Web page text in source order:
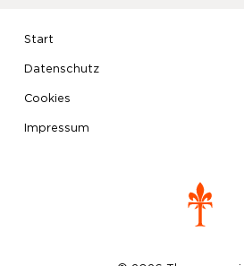
Start
Datenschutz
Cookies
Impressum